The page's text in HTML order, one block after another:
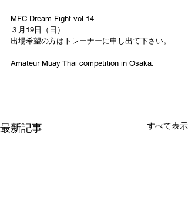
MFC Dream Fight vol.14
３月19日（日）
出場希望の方はトレーナーに申し出て下さい。
Amateur Muay Thai competition in Osaka.
最新記事 すべて表示